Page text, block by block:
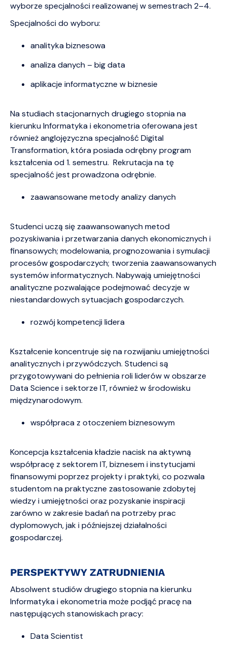
wyborze specjalności realizowanej w semestrach 2–4.
Specjalności do wyboru:
analityka biznesowa
analiza danych – big data
aplikacje informatyczne w biznesie
Na studiach stacjonarnych drugiego stopnia na
kierunku Informatyka i ekonometria oferowana jest
również anglojęzyczna specjalność Digital
Transformation, która posiada odrębny program
kształcenia od 1. semestru. Rekrutacja na tę
specjalność jest prowadzona odrębnie.
zaawansowane metody analizy danych
Studenci uczą się zaawansowanych metod
pozyskiwania i przetwarzania danych ekonomicznych i
finansowych; modelowania, prognozowania i symulacji
procesów gospodarczych; tworzenia zaawansowanych
systemów informatycznych. Nabywają umiejętności
analityczne pozwalające podejmować decyzje w
niestandardowych sytuacjach gospodarczych.
rozwój kompetencji lidera
Kształcenie koncentruje się na rozwijaniu umiejętności
analitycznych i przywódczych. Studenci są
przygotowywani do pełnienia roli liderów w obszarze
Data Science i sektorze IT, również w środowisku
międzynarodowym.
współpraca z otoczeniem biznesowym
Koncepcja kształcenia kładzie nacisk na aktywną
współpracę z sektorem IT, biznesem i instytucjami
finansowymi poprzez projekty i praktyki, co pozwala
studentom na praktyczne zastosowanie zdobytej
wiedzy i umiejętności oraz pozyskanie inspiracji
zarówno w zakresie badań na potrzeby prac
dyplomowych, jak i późniejszej działalności
gospodarczej.
PERSPEKTYWY ZATRUDNIENIA
Absolwent studiów drugiego stopnia na kierunku
Informatyka i ekonometria może podjąć pracę na
następujących stanowiskach pracy:
Data Scientist